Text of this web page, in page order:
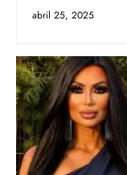
abril 25, 2025